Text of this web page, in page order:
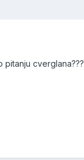
pitanju cverglana???